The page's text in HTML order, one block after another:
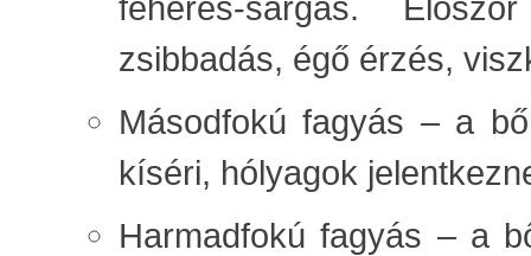
zsibbadás, égő érzés,
Másodfokú fagyás – a
kíséri, hólyagok
Harmadfokú fagyás – a